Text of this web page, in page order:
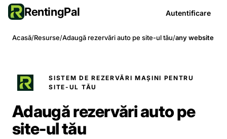
RentingPal Autentificare
Acasă/Resurse/Adaugă rezervări auto pe site-ul tău/any website
SISTEM DE REZERVĂRI MAȘINI PENTRU
SITE-UL TĂU
Adaugă rezervări auto pe
site-ul tău